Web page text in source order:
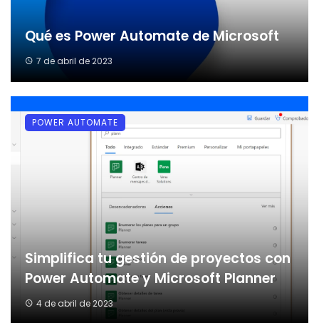
Qué es Power Automate de Microsoft
7 de abril de 2023
Simplifica tu gestión de proyectos con
Power Automate y Microsoft Planner
4 de abril de 2023
POWER AUTOMATE